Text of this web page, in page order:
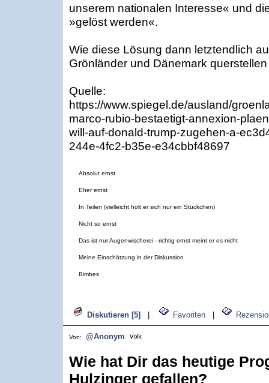
unserem nationalen Interesse« und
»gelöst werden«.
Wie diese Lösung dann letztendlich
Grönländer und Dänemark
Quelle:
https://www.spiegel.de/ausland/
marco-rubio-bestaetigt-annexion-
will-auf-donald-trump-zugehen-a-
244e-4fc2-b35e-e34cbbf48697
Absolut ernst
Eher ernst
In Teilen (vielleicht holt er sich nur ein Stückchen)
Nicht so ernst
Das ist nur Augenwischerei - richtig ernst meint er es nicht
Meine Einschätzung in der Diskussion
Bimbes
Diskutieren [5] Favoriten
Von: @Anonym
Wie hat Dir das heutige
Hulzinger gefallen?